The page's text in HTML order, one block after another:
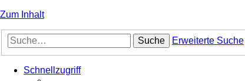
Zum Inhalt
Suche Erweiterte Suche
Schnellzugriff